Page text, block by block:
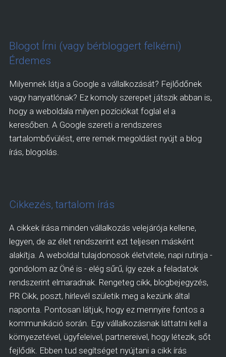
Blogot Írni (vagy bérbloggert felkérni)
Érdemes
Milyennek látja a Google a vállalkozását? Fejlődőnek
vagy hanyatlónak? Ez komoly szerepet játszik abban is,
hogy a weboldala milyen pozíciókat foglal el a
keresőben. A Google szereti a rendszeres
tartalombővülést, erre remek megoldást nyújt a blog
írás, blogolás.
Cikkezés, tartalom írás
A cikkek írása minden vállalkozás velejárója kellene,
legyen, de az élet rendszerint ezt teljesen másként
alakítja. A weboldal tulajdonosok életvitele, napi rutinja -
gondolom az Öné is - elég sűrű, így ezek a feladatok
rendszerint elmaradnak. Rengeteg cikk, blogbejegyzés,
PR Cikk, poszt, hírlevél születik meg a kezünk által
naponta. Pontosan látjuk, hogy ez mennyire fontos a
kommunikáció során. Egy vállalkozásnak láttatni kell a
környezetével, ügyfeleivel, partnereivel, hogy létezik, sőt
fejlődik. Ebben tud segítséget nyújtani a cikk írás